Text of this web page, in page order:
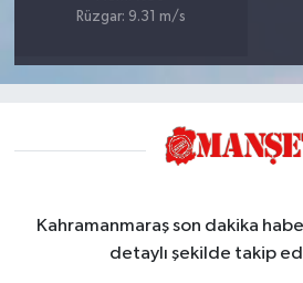
Rüzgar: 9.31 m/s
Kahramanmaraş son dakika
detaylı şekilde takip